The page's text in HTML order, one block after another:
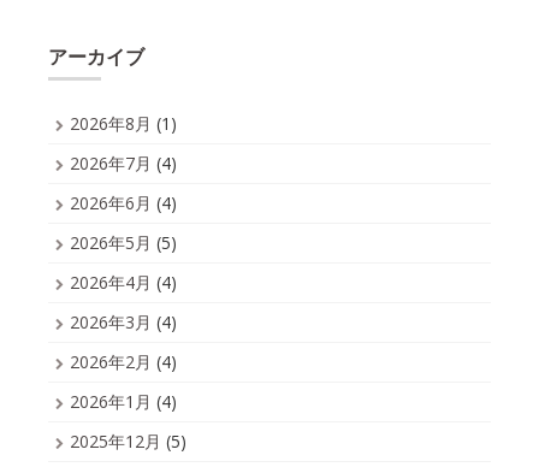
アーカイブ
2026年8月 (1)
2026年7月 (4)
2026年6月 (4)
2026年5月 (5)
2026年4月 (4)
2026年3月 (4)
2026年2月 (4)
2026年1月 (4)
2025年12月 (5)